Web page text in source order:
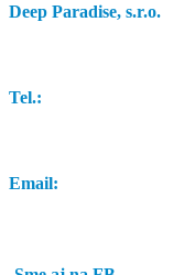
Deep Paradise, s.r.o.
Tel.:
Email: